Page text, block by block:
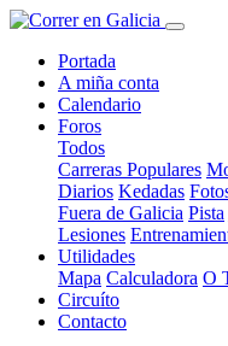
Portada
A miña conta
Calendario
Foros
Todos
Carreras Populares
Diarios Kedadas
Fuera de Galicia Pista
Lesiones
Utilidades
Mapa Calculadora O
Circuíto
Contacto